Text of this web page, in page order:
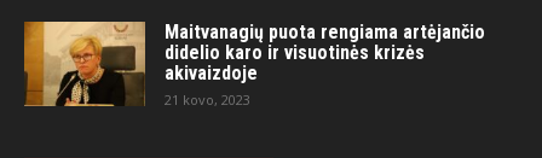
Maitvanagių puota rengiama artėjančio
didelio karo ir visuotinės krizės
akivaizdoje
21 kovo, 2023